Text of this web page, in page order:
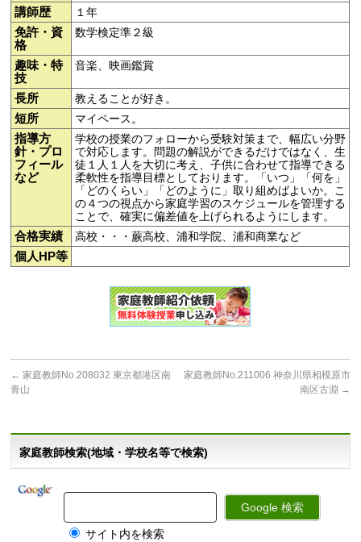
講師歴 １年
免許・資
格
数学検定準２級
趣味・特
技
音楽、映画鑑賞
長所 教えることが好き。
短所 マイペース。
指導方
針・プロ
フィール
など
学校の授業のフォローから受験対策まで、幅広い分野
で対応します。問題の解説ができるだけではなく、生
徒１人１人を大切に考え、子供に合わせて指導できる
柔軟性を指導目標としております。「いつ」「何を」
「どのくらい」「どのように」取り組めばよいか。こ
の４つの視点から家庭学習のスケジュールを管理する
ことで、確実に偏差値を上げられるようにします。
合格実績 高校・・・蕨高校、浦和学院、浦和商業など
個人HP等
← 家庭教師No.208032 東京都港区南
青山
家庭教師No.211006 神奈川県相模原市
南区古淵 →
家庭教師検索(地域・学校名等で検索)
サイト内を検索